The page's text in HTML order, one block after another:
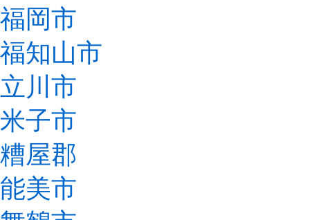
福岡市
福知山市
立川市
米子市
糟屋郡
能美市